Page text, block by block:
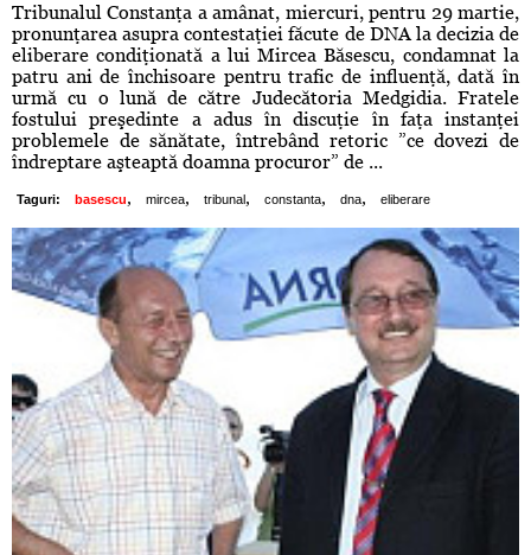
Tribunalul Constanţa a amânat, miercuri, pentru 29 martie,
pronunţarea asupra contestaţiei făcute de DNA la decizia de
eliberare condiţionată a lui Mircea Băsescu, condamnat la
patru ani de închisoare pentru trafic de influenţă, dată în
urmă cu o lună de către Judecătoria Medgidia. Fratele
fostului preşedinte a adus în discuţie în faţa instanţei
problemele de sănătate, întrebând retoric ”ce dovezi de
îndreptare aşteaptă doamna procuror” de ...
Taguri: basescu, mircea, tribunal , constanta, dna, eliberare